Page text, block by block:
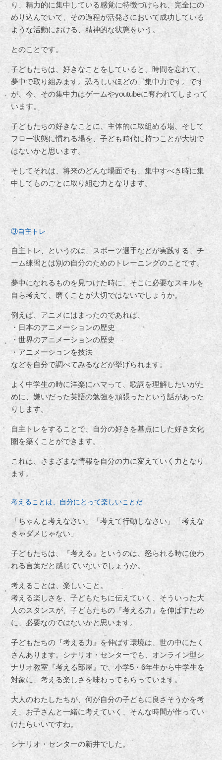
り、精力的に集中している感覚に特徴づけられ、完全にの
めり込んでいて、その過程が活発さにおいて成功している
ような活動における、精神的な状態をいう。
とのことです。
子どもたちは、好きなことをしていると、時間を忘れて、
夢中で取り組みます。恐ろしいほどの、集中力です。です
が、今、その集中力はゲームやyoutubeに奪われてしまって
います。
子どもたちの好きなことに、主体的に取組める場、そして
フロー状態に慣れる場を、子ども時代に持つことが大切で
はないかと思います。
そしてそれは、将来のどんな場面でも、集中すべき時に集
中してものごとに取り組む力となります。
③自主トレ
自主トレ、というのは、スポーツ選手などが実践する、チ
ーム練習とは別の自分のためのトレーニングのことです。
夢中になれるものを見つけた時に、そこに必要なスキルを
自ら考えて、磨くことが大切ではないでしょうか。
例えば、アニメにはまったのであれば、
・日本のアニメーションの歴史
・世界のアニメーションの歴史
・アニメーションを技法
などを自分で調べてみるなどが挙げられます。
よく中学生の時に洋楽にハマって、歌詞を理解したいがた
めに、嫌いだった英語の勉強を頑張ったという話があった
りします。
自主トレをすることで、自分の好きを基点にした好き文化
圏を築くことができます。
これは、さまざまな情報を自分の力に変えていく力となり
ます。
考えることは、自分にとって楽しいことだ
「ちゃんと考えなさい」「考えて行動しなさい」「考えな
きゃダメじゃない」
子どもたちは、『考える』というのは、怒られる時に使わ
れる言葉だと感じていないでしょうか。
考えることは、楽しいこと。
考える楽しさを、子どもたちに伝えていく、そういった大
人のスタンスが、子どもたちの『考える力』を伸ばすため
に、必要なのではないかと思います。
子どもたちの『考える力』を伸ばす環境は、世の中にたく
さんあります。シナリオ・センターでも、オンライン型シ
ナリオ教室『考える部屋』で、小学5・6年生から中学生を
対象に、考える楽しさを味わってもらっています。
大人のわたしたちが、何が自分の子どもに良さそうかを考
え、お子さんと一緒に考えていく、そんな時間が作ってい
けたらいいですね。
シナリオ・センターの新井でした。